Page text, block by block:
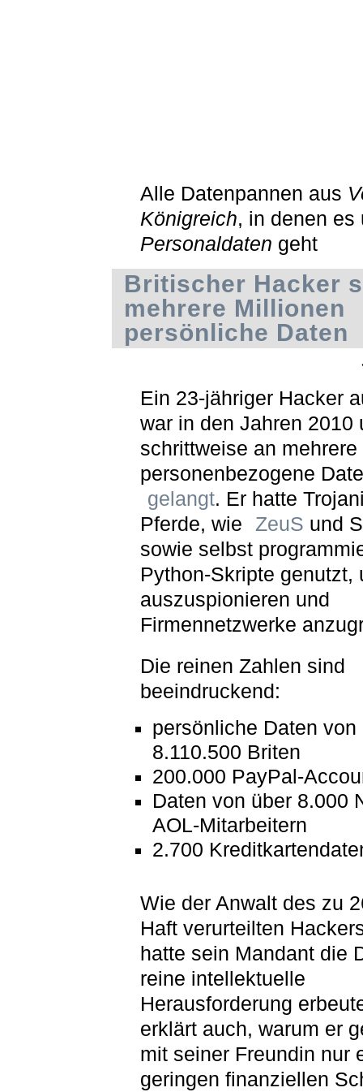
Alle Datenpannen aus
Königreich, in denen es
Personaldaten geht
Britischer Hacker
mehrere Millionen
persönliche Daten
Ein 23-jähriger Hacker
war in den Jahren 2010
schrittweise an
personenbezogene
gelangt. Er hatte
Pferde, wie
ZeuS und
sowie selbst
Python-Skripte genutzt,
auszuspionieren und
Firmennetzwerke
Die reinen Zahlen sind
beeindruckend:
persönliche Daten von
8.110.500 Briten
200.000 PayPal-
Daten von über 8.000
AOL-Mitarbeitern
2.700
Wie der Anwalt des zu
Haft verurteilten
hatte sein Mandant die
reine intellektuelle
Herausforderung
erklärt auch, warum er
mit seiner Freundin nur
geringen finanziellen